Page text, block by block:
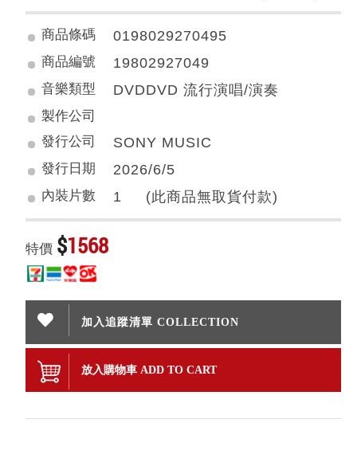
商品條碼 0198029270495
商品編號 19802927049
音樂類型 DVDDVD 流行演唱/演奏
製作公司
發行公司
SONY MUSIC
發行日期 2026/6/5
內裝片數 1 (此商品無取貨付款)
特價 $1568
加入追蹤清單 COLLECTION
放入購物車 ADD TO CART